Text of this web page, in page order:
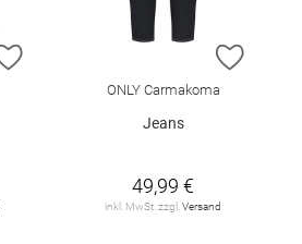
ZUR WUNSCHLISTE HINZUFÜGEN
ZUR
ONLY Carmakoma
Jeans
49,99 €
inkl. MwSt. zzgl. Versand